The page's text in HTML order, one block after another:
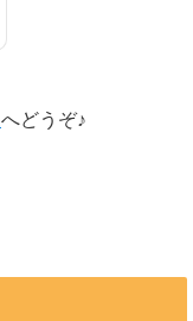
へどうぞ♪